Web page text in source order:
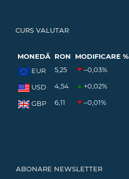
CURS VALUTAR
MONEDĂ RON
MODIFICARE %
EUR
5,25 –0,03%
USD 4,54 +0,02%
GBP 6,11 –0,01%
ABONARE NEWSLETTER